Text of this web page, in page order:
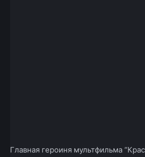
Главная героиня мультфильма